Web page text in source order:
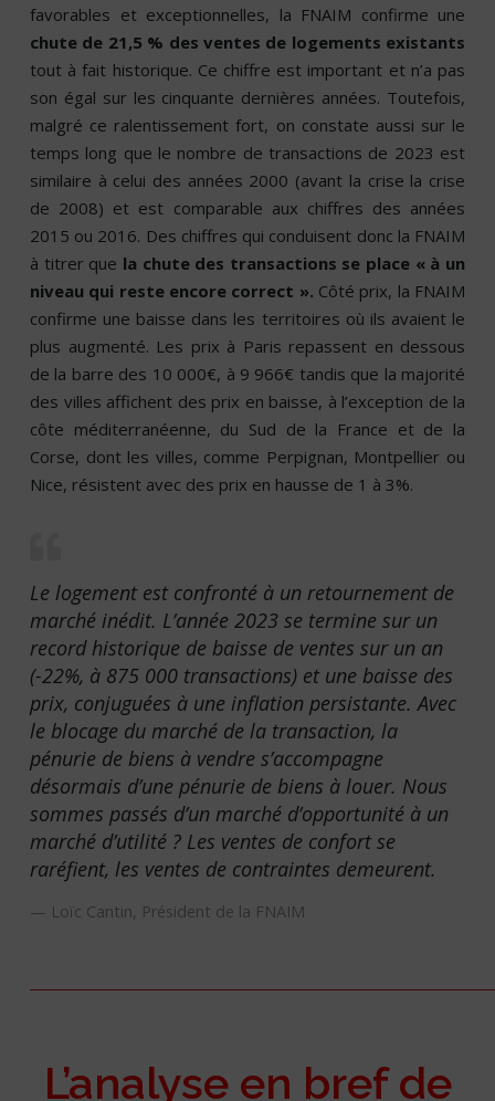
favorables et exceptionnelles, la FNAIM confirme une
chute de 21,5 % des ventes de logements existants
tout à fait historique. Ce chiffre est important et n’a pas
son égal sur les cinquante dernières années. Toutefois,
malgré ce ralentissement fort, on constate aussi sur le
temps long que le nombre de transactions de 2023 est
similaire à celui des années 2000 (avant la crise la crise
de 2008) et est comparable aux chiffres des années
2015 ou 2016. Des chiffres qui conduisent donc la FNAIM
à titrer que la chute des transactions se place « à un
niveau qui reste encore correct ». Côté prix, la FNAIM
confirme une baisse dans les territoires où ils avaient le
plus augmenté. Les prix à Paris repassent en dessous
de la barre des 10 000€, à 9 966€ tandis que la majorité
des villes affichent des prix en baisse, à l’exception de la
côte méditerranéenne, du Sud de la France et de la
Corse, dont les villes, comme Perpignan, Montpellier ou
Nice, résistent avec des prix en hausse de 1 à 3%.
Le logement est confronté à un retournement de
marché inédit. L’année 2023 se termine sur un
record historique de baisse de ventes sur un an
(-22%, à 875 000 transactions) et une baisse des
prix, conjuguées à une inflation persistante. Avec
le blocage du marché de la transaction, la
pénurie de biens à vendre s’accompagne
désormais d’une pénurie de biens à louer. Nous
sommes passés d’un marché d’opportunité à un
marché d’utilité ? Les ventes de confort se
raréfient, les ventes de contraintes demeurent.
Loïc Cantin, Président de la FNAIM
L’analyse en bref de